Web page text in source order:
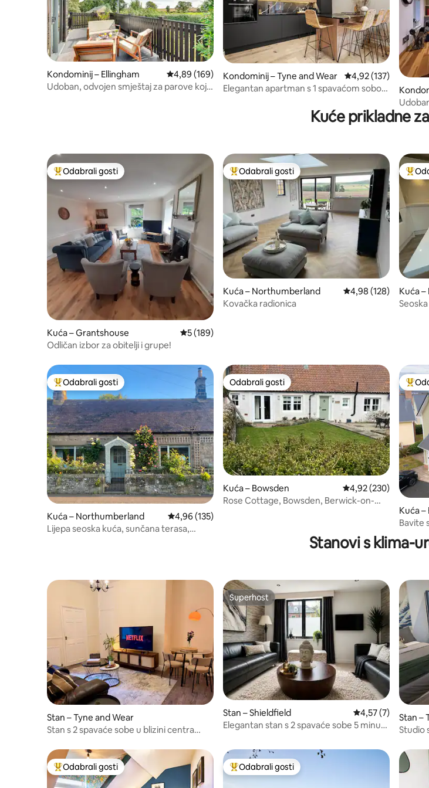
Kondominij – Ellingham Prosječna ocjena: 4,89/5, recenzija: 169
4,89 (169)
Udoban, odvojen smještaj za parove koji
Kondominij – Tyne and Wear Prosječna ocjena:
4,92 (137)
Elegantan apartman s 1 spavaćom sobom
Kuće prikladne
Među najviše rangiranima s oznakom „Odabrali gosti”
Odabrali gosti
Kuća – Grantshouse Prosječna ocjena: 5/5, recenzija: 189
5 (189)
Odličan izbor za obitelji i grupe!
Među najviše rangiranima s oznakom „Odabrali
Odabrali gosti
Kuća – Northumberland Prosječna ocjena:
4,98 (128)
Kovačka radionica
Kuća
Među najviše rangiranima s oznakom „Odabrali gosti”
Odabrali gosti
Kuća – Northumberland Prosječna ocjena: 4,96/5, recenzija: 135
4,96 (135)
Lijepa seoska kuća, sunčana terasa,
Odabrali gosti
Odabrali gosti
Kuća – Bowsden Prosječna ocjena:
4,92 (230)
Rose Cottage, Bowsden, Berwick-on-
Kuća –
Bavite
kadom
Stanovi s klima-
Stan – Tyne and Wear
Stan s 2 spavaće sobe u blizini centra
Superhost
Superhost
Stan – Shieldfield Prosječna ocjena:
4,57 (7)
Elegantan stan s 2 spavaće sobe 5 minuta
Stan –
Studio
Među najviše rangiranima s oznakom „Odabrali gosti”
Odabrali gosti Među najviše rangiranima s oznakom „Odabrali
Odabrali gosti